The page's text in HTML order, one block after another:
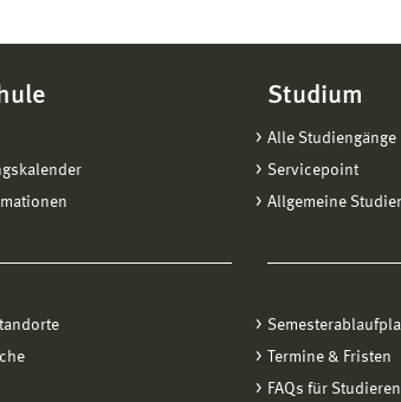
Studium
Alle Studiengänge
Servicepoint
Allgemeine
Termine & Fristen
FAQs für